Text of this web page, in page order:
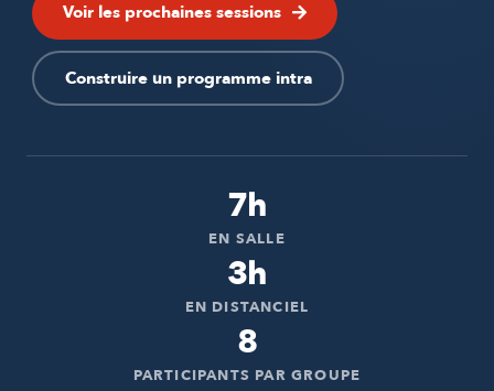
Voir les prochaines sessions
Construire un programme intra
7h
EN SALLE
3h
EN DISTANCIEL
8
PARTICIPANTS PAR GROUPE